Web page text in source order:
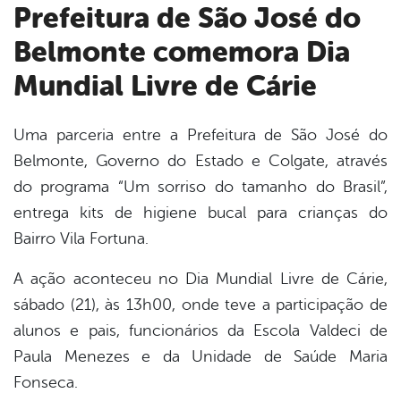
Prefeitura de São José do
Belmonte comemora Dia
Mundial Livre de Cárie
Uma parceria entre a Prefeitura de São José do
Belmonte, Governo do Estado e Colgate, através
do programa “Um sorriso do tamanho do Brasil”,
entrega kits de higiene bucal para crianças do
Bairro Vila Fortuna.
A ação aconteceu no Dia Mundial Livre de Cárie,
sábado (21), às 13h00, onde teve a participação de
alunos e pais, funcionários da Escola Valdeci de
Paula Menezes e da Unidade de Saúde Maria
Fonseca.